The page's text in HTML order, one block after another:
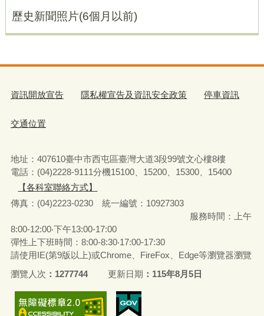
歷史新聞照片(6個月以前)
資訊開放宣告 隱私權宣告及資訊安全政策 停車資訊
交通位置
地址：407610臺中市西屯區臺灣大道3段99號文心樓8樓
電話：(04)2228-9111分機15100、15200、15300、15400
【各科室聯絡方式】
傳真：(04)2223-0230 統一編號 ： 10927303
服務時間：上午
8:00-12:00‧下午13:00-17:00
彈性上下班時間：8:00-8:30‧17:00-17:30
請使用IE(第9版以上)或Chrome、FireFox、Edge等瀏覽器瀏覽
瀏覽人次
1277744 更新日期 115年8月5日